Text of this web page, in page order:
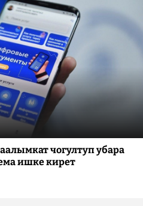
чогултуп убара
ишке кирет